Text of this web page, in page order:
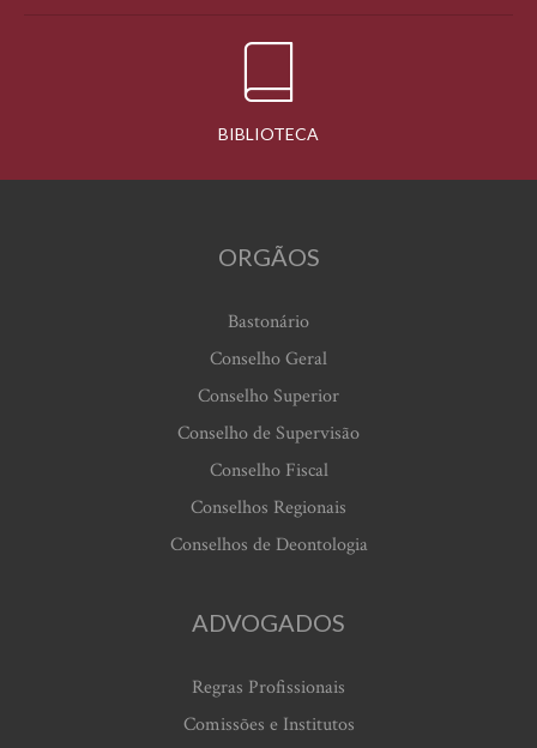
BIBLIOTECA
ORGÃOS
Bastonário
Conselho Geral
Conselho Superior
Conselho de Supervisão
Conselho Fiscal
Conselhos Regionais
Conselhos de Deontologia
ADVOGADOS
Regras Profissionais
Comissões e Institutos